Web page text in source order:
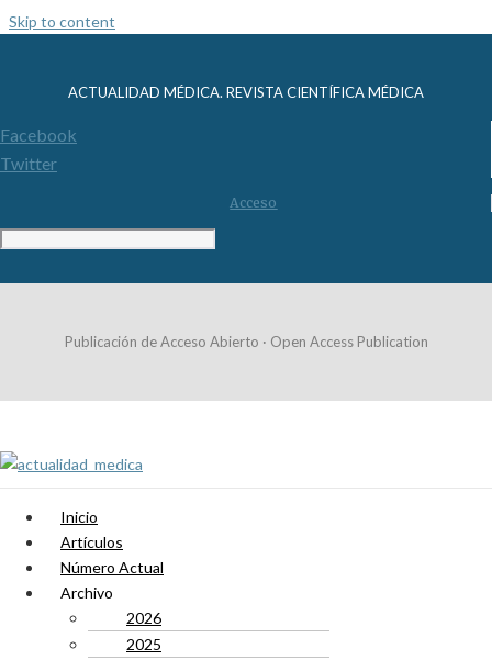
Skip to content
ACTUALIDAD MÉDICA. REVISTA CIENTÍFICA MÉDICA
Facebook
Twitter
Acceso
Publicación de Acceso Abierto · Open Access Publication
Inicio
Artículos
Número Actual
Archivo
2026
2025